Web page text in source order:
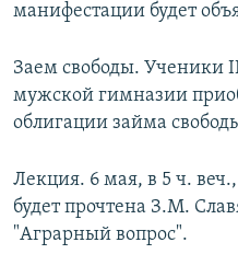
манифестации будет
Заем свободы. Ученики
мужской гимназии
облигации займа
Лекция. 6 мая, в 5 ч.
будет прочтена З.М.
"Аграрный вопрос".